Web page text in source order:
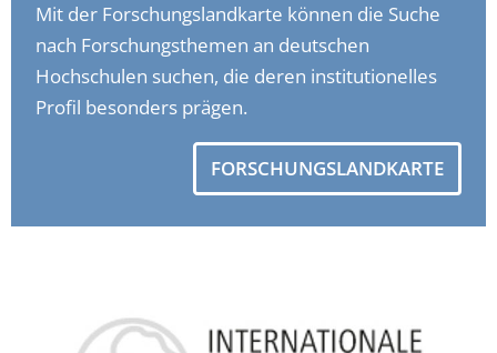
Mit der Forschungslandkarte können die Suche
nach Forschungsthemen an deutschen
Hochschulen suchen, die deren institutionelles
Profil besonders prägen.
FORSCHUNGSLANDKARTE